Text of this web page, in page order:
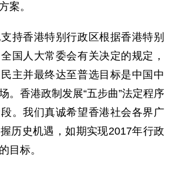
案。
香港特别行政区根据香港特别
国人大常委会有关决定的规定，
主并最终达至普选目标是中国中
。香港政制发展“五步曲”法定程序
。我们真诚希望香港社会各界广
历史机遇，如期实现2017年行政
目标。